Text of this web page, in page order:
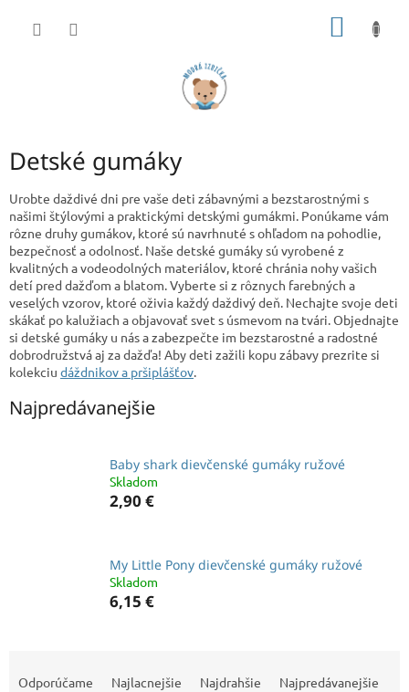
Detské gumáky
Urobte daždivé dni pre vaše deti zábavnými a bezstarostnými s
našimi štýlovými a praktickými detskými gumákmi. Ponúkame vám
rôzne druhy gumákov, ktoré sú navrhnuté s ohľadom na pohodlie,
bezpečnosť a odolnosť. Naše detské gumáky sú vyrobené z
kvalitných a vodeodolných materiálov, ktoré chránia nohy vašich
detí pred dažďom a blatom. Vyberte si z rôznych farebných a
veselých vzorov, ktoré oživia každý daždivý deň. Nechajte svoje deti
skákať po kalužiach a objavovať svet s úsmevom na tvári. Objednajte
si detské gumáky u nás a zabezpečte im bezstarostné a radostné
dobrodružstvá aj za dažďa! Aby deti zažili kopu zábavy prezrite si
kolekciu dáždnikov a pršiplášťov.
Najpredávanejšie
Baby shark dievčenské gumáky ružové
Skladom
2,90 €
My Little Pony dievčenské gumáky ružové
Skladom
6,15 €
Odporúčame Najlacnejšie Najdrahšie Najpredávanejšie